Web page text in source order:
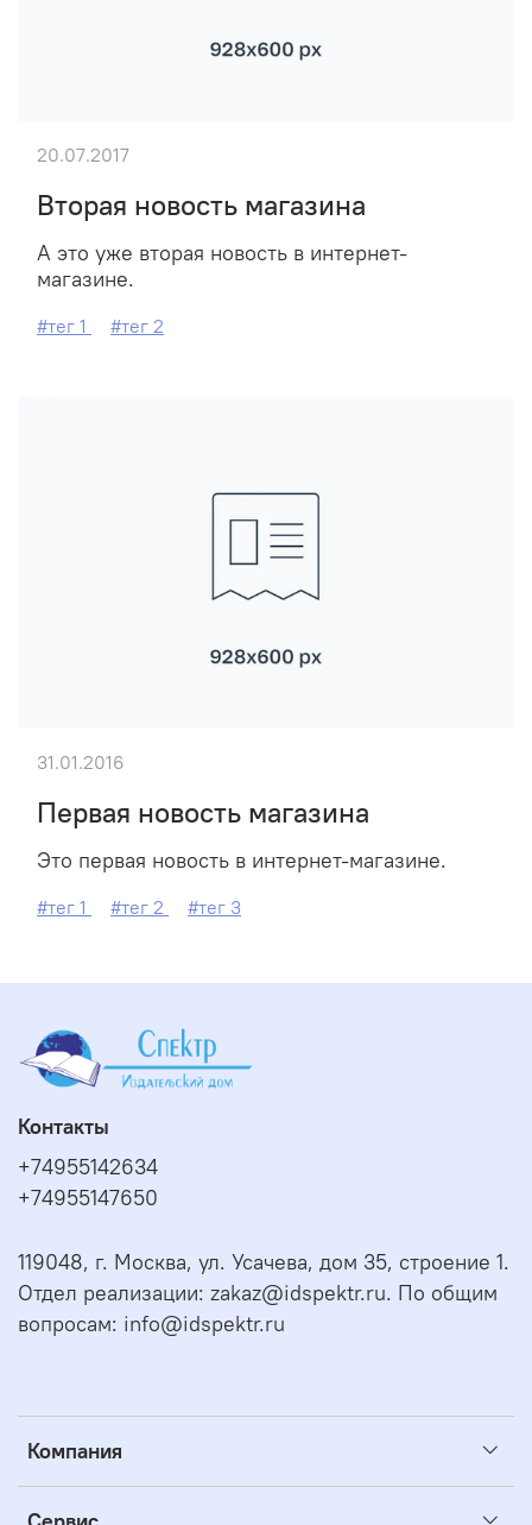
Вторая новость магазина
А это уже вторая новость в интернет-
магазине.
20.07.2017
#тег 1 #тег 2
Первая новость магазина
Это первая новость в интернет-магазине.
31.01.2016
#тег 1 #тег 2 #тег 3
Компания
Контакты
+74955142634
+74955147650
119048, г. Москва, ул. Усачева, дом 35, строение 1.
Отдел реализации: zakaz@idspektr.ru. По общим
вопросам: info@idspektr.ru